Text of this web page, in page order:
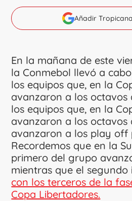
Añadir
En la mañana de este
la Conmebol llevó a
los equipos que, en la
avanzaron a los octavos
los equipos que, en la
avanzaron a los
avanzaron a los play off
Recordemos que en la
primero del grupo
mientras que el
con los terceros de la
Copa Libertadores.